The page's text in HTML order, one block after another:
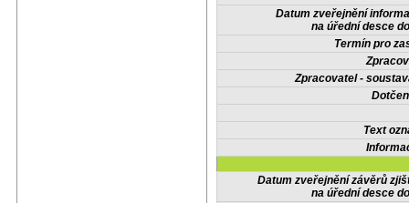
Datum zveřejnění
na úřední desce
Termín pro
Zpracovatel -
Text
Datum zveřejnění závěrů
na úřední desce